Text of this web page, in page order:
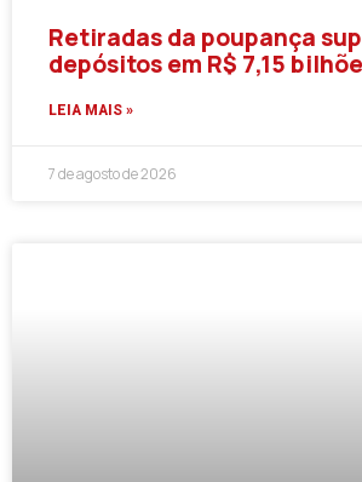
Retiradas da poupança
depósitos em R$ 7,15
LEIA MAIS »
7 de agosto de 2026